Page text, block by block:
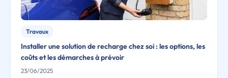
Travaux
Installer une solution de recharge chez soi : les options, les
coûts et les démarches à prévoir
23/06/2025